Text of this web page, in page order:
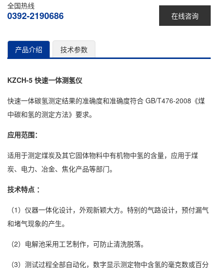
在线咨询
全国热线
0392-2190686
产品介绍 技术参数
KZCH-5 快速一体测氢仪
快速一体碳氢测定结果的准确度和准确度符合 GB/T476-2008《煤
中碳和氢的测定方法》要求。
应用范围：
适用于测定煤炭及其它固体物料中有机物中氢的含量，应用于煤
炭、电力、冶金、焦化产品等部门。
技术特点 ：
（1）仪器一体化设计，外观新颖大方。特别的气路设计，预付漏气
和堵气现象的产生。
（2）电解池采用工艺制作，可防止清洗脱落。
（3）测试过程全部自动化，数字显示测定物中含氢的毫克数或百分